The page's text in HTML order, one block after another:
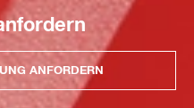
ANFORDERN